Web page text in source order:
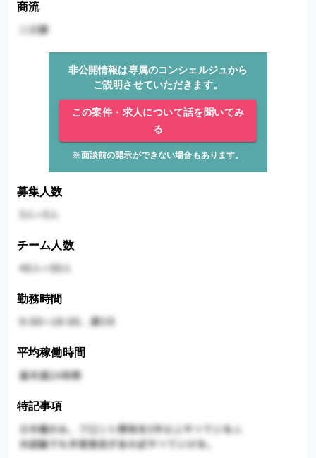
商流
非公開情報は専属のコンシェルジュから
ご説明させていただきます。
この案件・求人について話を聞いてみ
る
※面談前の開示ができない場合もあります。
募集人数
チーム人数
勤務時間
平均稼働時間
特記事項